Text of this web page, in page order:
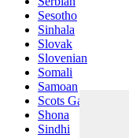
Sesotho
Sinhala
Slovak
Slovenian
Somali
Samoan
Scots Gaelic
Shona
Sindhi